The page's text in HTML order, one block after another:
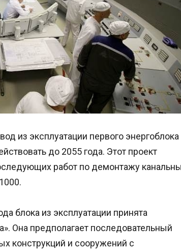
из эксплуатации первого энергоблока
до 2055 года. Этот проект
работ по демонтажу
блока из эксплуатации принята
Она предполагает последовательный
конструкций и сооружений с